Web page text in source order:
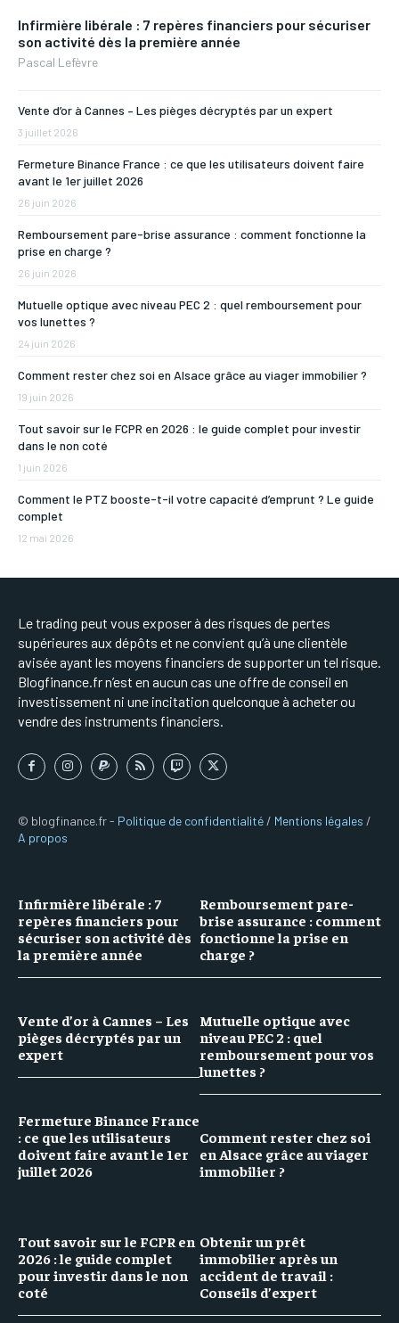
Infirmière libérale : 7 repères financiers pour sécuriser
son activité dès la première année
Pascal Lefèvre
Vente d’or à Cannes – Les pièges décryptés par un expert
3 juillet 2026
Fermeture Binance France : ce que les utilisateurs doivent faire
avant le 1er juillet 2026
26 juin 2026
Remboursement pare-brise assurance : comment fonctionne la
prise en charge ?
26 juin 2026
Mutuelle optique avec niveau PEC 2 : quel remboursement pour
vos lunettes ?
24 juin 2026
Comment rester chez soi en Alsace grâce au viager immobilier ?
19 juin 2026
Tout savoir sur le FCPR en 2026 : le guide complet pour investir
dans le non coté
1 juin 2026
Comment le PTZ booste-t-il votre capacité d’emprunt ? Le guide
complet
12 mai 2026
Le trading peut vous exposer à des risques de pertes
supérieures aux dépôts et ne convient qu’à une clientèle
avisée ayant les moyens financiers de supporter un tel risque.
Blogfinance.fr n’est en aucun cas une offre de conseil en
investissement ni une incitation quelconque à acheter ou
vendre des instruments financiers.
© blogfinance.fr - Politique de confidentialité / Mentions légales /
A propos
Infirmière libérale : 7
repères financiers pour
sécuriser son activité dès
la première année
Vente d’or à Cannes – Les
pièges décryptés par un
expert
Fermeture Binance France
: ce que les utilisateurs
doivent faire avant le 1er
juillet 2026
Remboursement pare-
brise assurance : comment
fonctionne la prise en
charge ?
Mutuelle optique avec
niveau PEC 2 : quel
remboursement pour vos
lunettes ?
Comment rester chez soi
en Alsace grâce au viager
immobilier ?
Tout savoir sur le FCPR en
2026 : le guide complet
pour investir dans le non
coté
Obtenir un prêt
immobilier après un
accident de travail :
Conseils d’expert